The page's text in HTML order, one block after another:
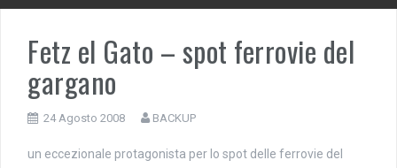
Fetz el Gato – spot ferrovie del
gargano
24 Agosto 2008 BACKUP
un eccezionale protagonista per lo spot delle ferrovie del